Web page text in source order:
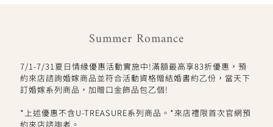
Summer Romance
7/1-7/31夏日情緣優惠活動實施中!滿額最高享83折優惠，預
約來店諮詢婚嫁商品並符合活動資格贈結婚書約乙份，當天下
訂婚嫁系列商品，加贈口金飾品包乙個!
*上述優惠不含U-TREASURE系列商品。*來店禮限首次官網預
約來店諮詢者。